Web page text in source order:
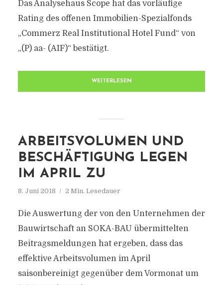
Das Analysehaus Scope hat das vorläufige
Rating des offenen Immobilien-Spezialfonds
„Commerz Real Institutional Hotel Fund“ von
„(P) aa- (AIF)“ bestätigt.
WEITERLESEN
ARBEITSVOLUMEN UND
BESCHÄFTIGUNG LEGEN
IM APRIL ZU
8. Juni 2018 2 Min. Lesedauer
Die Auswertung der von den Unternehmen der
Bauwirtschaft an SOKA-BAU übermittelten
Beitragsmeldungen hat ergeben, dass das
effektive Arbeitsvolumen im April
saisonbereinigt gegenüber dem Vormonat um